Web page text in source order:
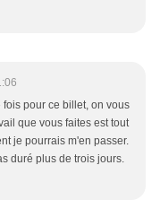
fois pour ce billet, on vous
que vous faites est tout
je pourrais m'en passer.
duré plus de trois jours.